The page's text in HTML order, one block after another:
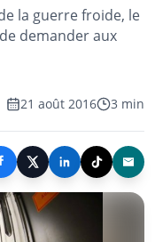
la guerre froide, le
demander aux
21 août 2016 3 min